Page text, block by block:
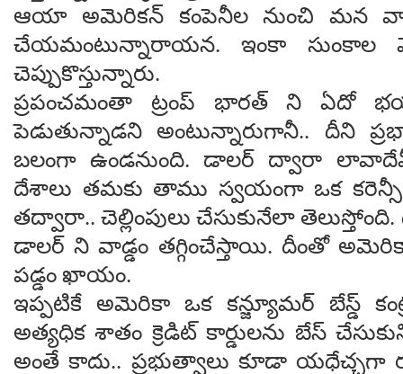
ఆయా అమెరిక‌న్ కంపెనీల నుంచి మ‌న
చేయ‌మంటున్నారాయ‌న‌. ఇంకా
చెప్పుకొస్తున్నారు.
ప్ర‌పంచ‌మంతా ట్రంప్ భార‌త్ ని ఏదో
పెడుతున్నాడ‌ని అంటున్నారుగానీ.. దీని
బ‌లంగా ఉండ‌నుంది. డాల‌ర్ ద్వారా
దేశాలు త‌మ‌కు తాము స్వ‌యంగా ఒక క‌రెన్సీ
త‌ద్వారా.. చెల్లింపులు చేసుకునేలా తెలుస్తోంది.
డాల‌ర్ ని వాడ్డం త‌గ్గించేస్తాయి. దీంతో అమెరికా
ప‌డ్డం ఖాయం.
ఇప్ప‌టికే అమెరికా ఒక క‌న్జ్యూమ‌ర్ బేస్డ్
అత్య‌ధిక శాతం క్రెడిట్ కార్డుల‌ను బేస్
అంతే కాదు.. ప్ర‌భుత్వాలు కూడా య‌ధేచ్చ‌గా